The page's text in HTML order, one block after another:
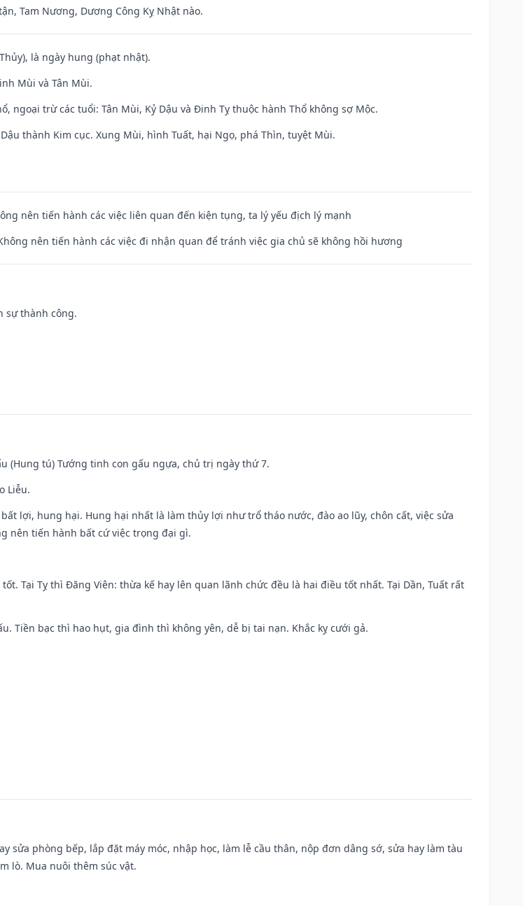
Tam Nương, Dương Công Kỵ Nhật nào.
là ngày hung (phạt nhật).
Mùi và Tân Mùi.
ngoại trừ các tuổi: Tân Mùi, Kỷ Dậu và Đinh Tỵ thuộc hành Thổ không sợ Mộc.
thành Kim cục. Xung Mùi, hình Tuất, hại Ngọ, phá Thìn, tuyệt Mùi.
nên tiến hành các việc liên quan đến kiện tụng, ta lý yếu địch lý mạnh
nên tiến hành các việc đi nhận quan để tránh việc gia chủ sẽ không hồi hương
sự thành công.
(Hung tú) Tướng tinh con gấu ngựa, chủ trị ngày thứ 7.
Liễu.
lợi, hung hại. Hung hại nhất là làm thủy lợi như trổ tháo nước, đào ao lũy, chôn cất, việc sửa
nên tiến hành bất cứ việc trọng đại gì.
Tại Tỵ thì Đăng Viên: thừa kế hay lên quan lãnh chức đều là hai điều tốt nhất. Tại Dần, Tuất rất
Tiền bạc thì hao hụt, gia đình thì không yên, dễ bị tai nạn. Khắc kỵ cưới gả.
sửa phòng bếp, lắp đặt máy móc, nhập học, làm lễ cầu thân, nộp đơn dâng sớ, sửa hay làm tàu
lò. Mua nuôi thêm súc vật.